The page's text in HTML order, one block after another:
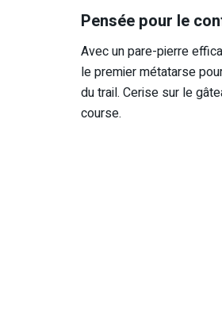
Pensée pour le
Avec un pare-pierre
le premier métatarse
du trail. Cerise sur le
course.